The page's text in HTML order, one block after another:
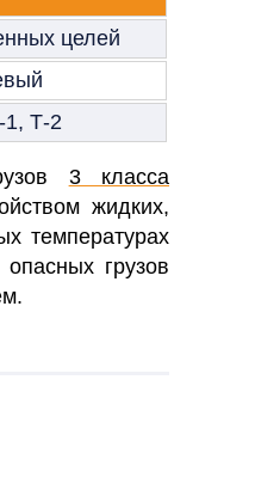
целей
Т-2
3 класса
жидких,
температурах
грузов